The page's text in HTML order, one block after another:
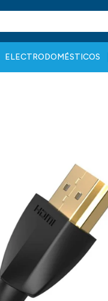
ELECTRODOMÉSTICOS